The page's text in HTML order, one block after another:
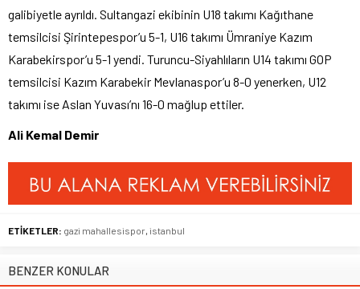
galibiyetle ayrıldı. Sultangazi ekibinin U18 takımı Kağıthane
temsilcisi Şirintepespor’u 5-1, U16 takımı Ümraniye Kazım
Karabekirspor’u 5-1 yendi. Turuncu-Siyahlıların U14 takımı GOP
temsilcisi Kazım Karabekir Mevlanaspor’u 8-0 yenerken, U12
takımı ise Aslan Yuvası’nı 16-0 mağlup ettiler.
Ali Kemal Demir
ETİKETLER: gazi mahallesispor istanbul
BENZER KONULAR